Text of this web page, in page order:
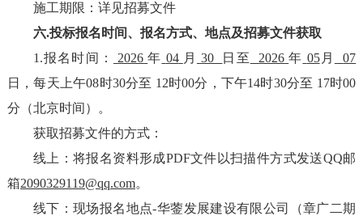
施工期限 ： 详见招募文件
六.投标报名 时间、 报名方式、 地点及招募文件获取
1.报名时间： 2026 年 04 月 30 日至 2026 年 05月
07
日，每天上午08时30分至 12时00分，下午14时30分至 17时00
分（北京时间）。
获取招募文件的方式：
线上：将报名资料形成PDF文件以扫描件方式发送QQ邮
箱2090329119@qq.com。
线下：现场报名地点-华蓥发展建设有限公司
（章广二期